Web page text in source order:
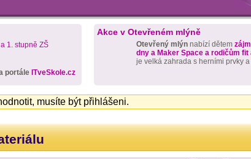
1. stupně ZŠ
portále ITveSkole.cz
Akce v Otevřeném mlýně
Otevřený mlýn nabízí dětem
dny a Maker Space a rodičům
je velká zahrada s herními prvky
musíte být přihlášeni.